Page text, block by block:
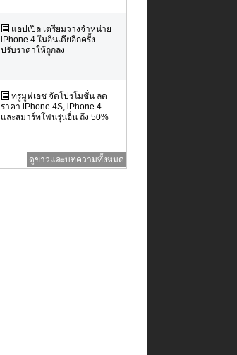
แอปเปิล เตรียมวางจำหน่าย
iPhone 4 ในอินเดียอีกครั้ง
ปรับราคาให้ถูกลง
ทรูมูฟเอช จัดโปรโมชั่น ลด
ราคา iPhone 4S, iPhone 4
และสมาร์ทโฟนรุ่นอื่น ถึง 50%
ดูข่าวและบทความทั้งหมด